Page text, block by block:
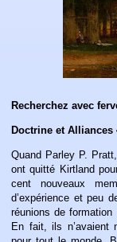
Recherchez avec
Doctrine et Alliances
Quand Parley P.
ont quitté Kirtland
cent nouveaux
d’expérience et peu
réunions de
En fait, ils n’avaient